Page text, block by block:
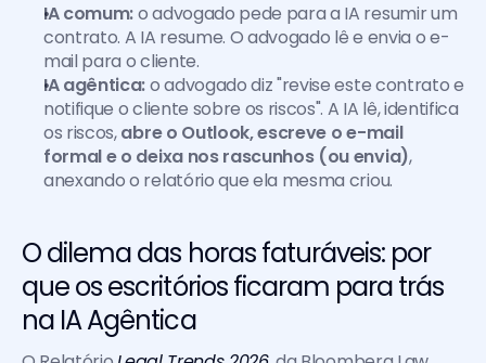
IA comum: o advogado pede para a IA resumir um
contrato. A IA resume. O advogado lê e envia o e-
mail para o cliente.
IA agêntica: o advogado diz "revise este contrato e
notifique o cliente sobre os riscos". A IA lê, identifica
os riscos, abre o Outlook, escreve o e-mail
formal e o deixa nos rascunhos (ou envia),
anexando o relatório que ela mesma criou.
O dilema das horas faturáveis: por
que os escritórios ficaram para trás
na IA Agêntica